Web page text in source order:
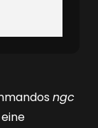
ngc